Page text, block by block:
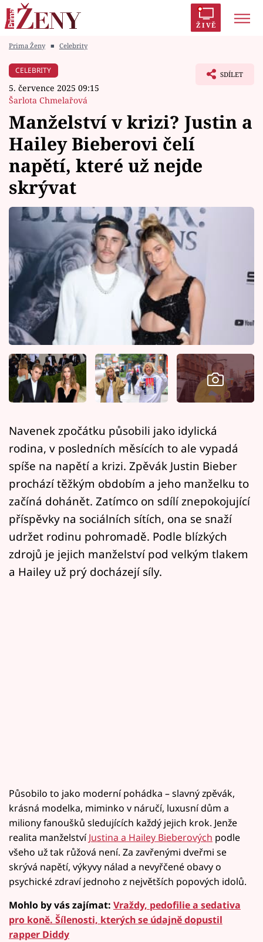
ŽIVĚ
Módní alarm
Témata
Celebrity
Vztahy
Seriály
Horoskopy
Sledujte prima+
Filmový festival Karlovy Vary
Pořady
Mámy sobě
Sledujte nás
Prima Ženy ■ Celebrity
CELEBRITY
5. července 2025 09:15
Šarlota Chmelařová
SDÍLET
Manželství v krizi? Justin a
Hailey Bieberovi čelí
napětí, které už nejde
skrývat
Navenek zpočátku působili jako idylická
rodina, v posledních měsících to ale vypadá
spíše na napětí a krizi. Zpěvák Justin Bieber
prochází těžkým obdobím a jeho manželku to
začíná dohánět. Zatímco on sdílí znepokojující
příspěvky na sociálních sítích, ona se snaží
udržet rodinu pohromadě. Podle blízkých
zdrojů je jejich manželství pod velkým tlakem
a Hailey už prý docházejí síly.
Působilo to jako moderní pohádka – slavný zpěvák,
krásná modelka, miminko v náručí, luxusní dům a
miliony fanoušků sledujících každý jejich krok. Jenže
realita manželstvíJustina a Hailey Bieberových podle
všeho už tak růžová není. Za zavřenými dveřmi se
skrývá napětí, výkyvy nálad a nevyřčené obavy o
psychické zdraví jednoho z největších popových idolů.
Mohlo by vás zajímat: Vraždy, pedofilie a sedativa
pro koně. Šílenosti, kterých se údajně dopustil
rapper Diddy